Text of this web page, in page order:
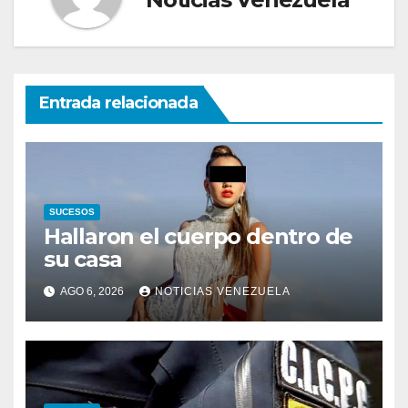
Entrada relacionada
SUCESOS
Hallaron el cuerpo dentro de
su casa
AGO 6, 2026 NOTICIAS VENEZUELA